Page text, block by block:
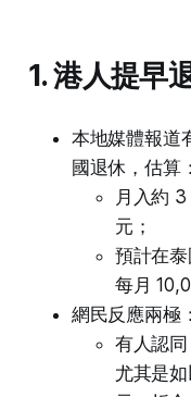
1. 港人提早
本地媒體報道
國退休，估算：
月入約
元；
預計在
每月
網民反應兩極：
有人認
尤其是